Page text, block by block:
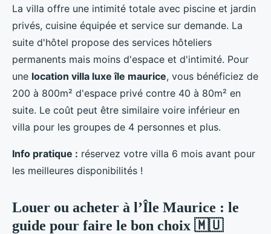
La villa offre une intimité totale avec piscine et jardin
privés, cuisine équipée et service sur demande. La
suite d'hôtel propose des services hôteliers
permanents mais moins d'espace et d'intimité. Pour
une location villa luxe île maurice, vous bénéficiez de
200 à 800m² d'espace privé contre 40 à 80m² en
suite. Le coût peut être similaire voire inférieur en
villa pour les groupes de 4 personnes et plus.
Info pratique : réservez votre villa 6 mois avant pour
les meilleures disponibilités !
Louer ou acheter à l’Île Maurice : le
guide pour faire le bon choix 🇲🇺